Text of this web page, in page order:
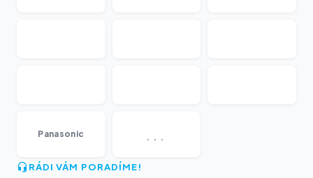
Panasonic ...
RÁDI VÁM PORADÍME!